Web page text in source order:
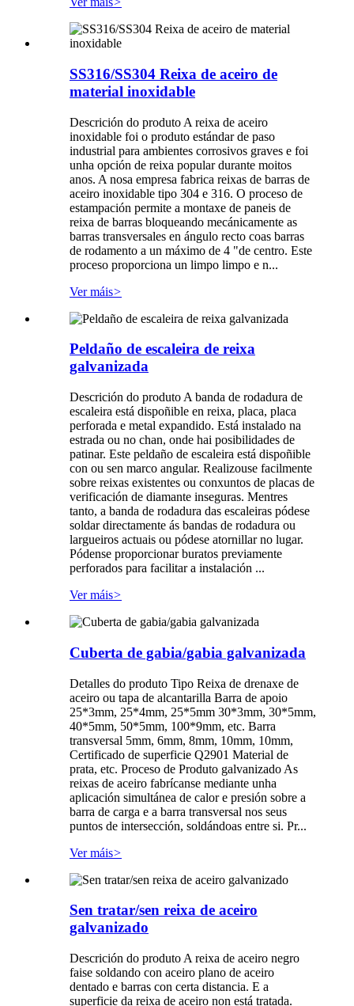
SS316/SS304 Reixa de aceiro de
material inoxidable
Descrición do produto A reixa de aceiro
inoxidable foi o produto estándar de paso
industrial para ambientes corrosivos graves e foi
unha opción de reixa popular durante moitos
anos. A nosa empresa fabrica reixas de barras de
aceiro inoxidable tipo 304 e 316. O proceso de
estampación permite a montaxe de paneis de
reixa de barras bloqueando mecánicamente as
barras transversales en ángulo recto coas barras
de rodamento a un máximo de 4 "de centro. Este
proceso proporciona un limpo limpo e n...
Ver máis>
Peldaño de escaleira de reixa
galvanizada
Descrición do produto A banda de rodadura de
escaleira está dispoñible en reixa, placa, placa
perforada e metal expandido. Está instalado na
estrada ou no chan, onde hai posibilidades de
patinar. Este peldaño de escaleira está dispoñible
con ou sen marco angular. Realizouse facilmente
sobre reixas existentes ou conxuntos de placas de
verificación de diamante inseguras. Mentres
tanto, a banda de rodadura das escaleiras pódese
soldar directamente ás bandas de rodadura ou
largueiros actuais ou pódese atornillar no lugar.
Pódense proporcionar buratos previamente
perforados para facilitar a instalación ...
Ver máis>
Cuberta de gabia/gabia galvanizada
Detalles do produto Tipo Reixa de drenaxe de
aceiro ou tapa de alcantarilla Barra de apoio
25*3mm, 25*4mm, 25*5mm 30*3mm, 30*5mm,
40*5mm, 50*5mm, 100*9mm, etc. Barra
transversal 5mm, 6mm, 8mm, 10mm, 10mm,
Certificado de superficie Q2901 Material de
prata, etc. Proceso de Produto galvanizado As
reixas de aceiro fabrícanse mediante unha
aplicación simultánea de calor e presión sobre a
barra de carga e a barra transversal nos seus
puntos de intersección, soldándoas entre si. Pr...
Ver máis>
Sen tratar/sen reixa de aceiro
galvanizado
Descrición do produto A reixa de aceiro negro
faise soldando con aceiro plano de aceiro
dentado e barras con certa distancia. E a
superficie da reixa de aceiro non está tratada.